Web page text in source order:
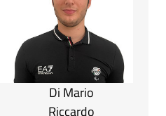
Di Mario
Riccardo